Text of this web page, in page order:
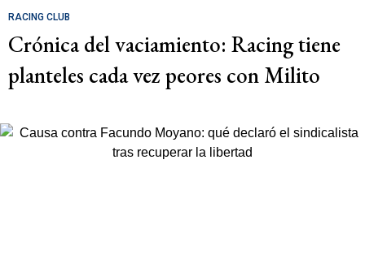
RACING CLUB
Crónica del vaciamiento: Racing tiene
planteles cada vez peores con Milito